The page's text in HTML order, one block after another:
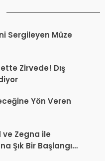
Sergileyen Müze
Zirvede! Dış
Yön Veren
ve Zegna ile
Şık Bir Başlangıç